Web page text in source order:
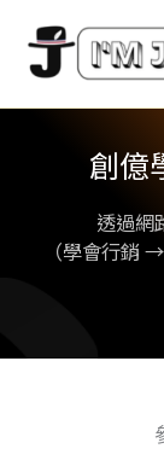
要
創億
透過網
（學會行銷